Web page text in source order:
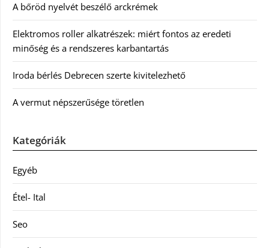
A bőröd nyelvét beszélő arckrémek
Elektromos roller alkatrészek: miért fontos az eredeti
minőség és a rendszeres karbantartás
Iroda bérlés Debrecen szerte kivitelezhető
A vermut népszerűsége töretlen
Kategóriák
Egyéb
Étel- Ital
Seo